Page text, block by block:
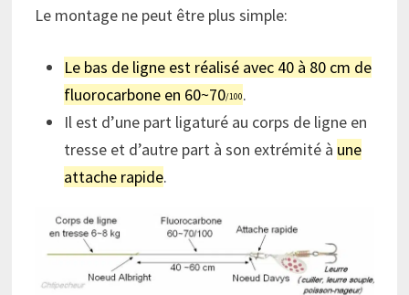
Le montage ne peut être plus simple:
Le bas de ligne est réalisé avec 40 à 80 cm de
fluorocarbone en 60~70/100.
Il est d’une part ligaturé au corps de ligne en
tresse et d’autre part à son extrémité à une
attache rapide.